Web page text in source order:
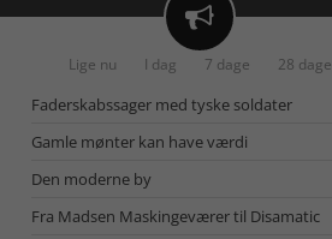

Lige nu I dag 7 dage 28 dage
Faderskabssager med tyske soldater
Gamle mønter kan have værdi
Den moderne by
Fra Madsen Maskingeværer til Disamatic